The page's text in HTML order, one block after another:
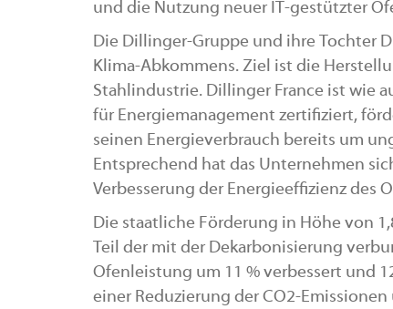
und die Nutzung neuer IT-gestützter
Die Dillinger-Gruppe und ihre Tochter
Klima-Abkommens. Ziel ist die
Stahlindustrie. Dillinger France ist wie
für Energiemanagement zertifiziert,
seinen Energieverbrauch bereits um
Entsprechend hat das Unternehmen
Verbesserung der Energieeffizienz des
Die staatliche Förderung in Höhe von
Teil der mit der Dekarbonisierung
Ofenleistung um 11 % verbessert und
einer Reduzierung der CO2-